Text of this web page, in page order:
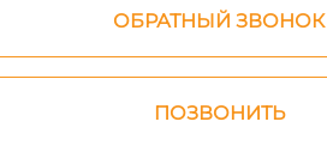
ОБРАТНЫЙ ЗВОНОК
ПОЗВОНИТЬ